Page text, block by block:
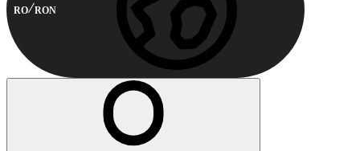
RO RON